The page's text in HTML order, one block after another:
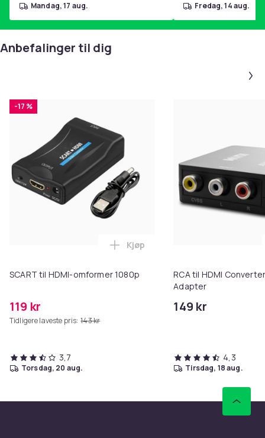
mandag, 17 aug. fredag, 14 aug.
Anbefalinger til dig
-17 %
SCART til HDMI-omformer 1080p
119 kr
Tidligere laveste pris: 143 kr
Legg SCART til HDMI-omformer
Kjøp
3,7
torsdag, 20 aug.
RCA til HDMI
Adapter
149 kr
4,3
tirsdag, 18 aug.